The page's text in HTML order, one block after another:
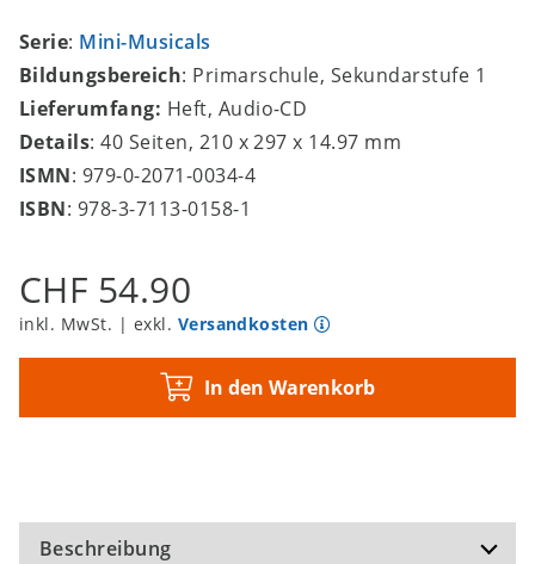
Serie: Mini-Musicals
Bildungsbereich: Primarschule, Sekundarstufe 1
Lieferumfang: Heft, Audio-CD
Details: 40 Seiten, 210 x 297 x 14.97 mm
ISMN: 979-0-2071-0034-4
ISBN: 978-3-7113-0158-1
CHF 54.90
inkl. MwSt. | exkl. Versandkosten
In den Warenkorb
Beschreibung